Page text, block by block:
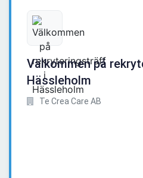
Välkommen på
Hässleholm
Te Crea Care AB